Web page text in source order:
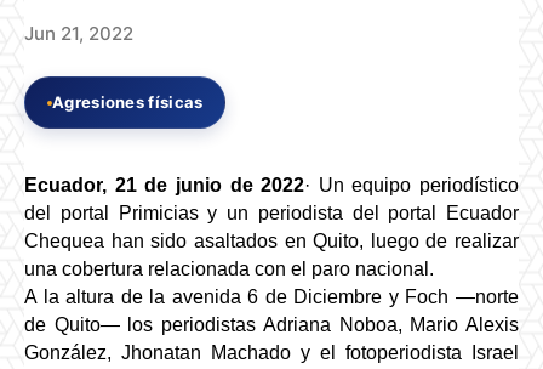
Jun 21, 2022
Agresiones físicas
Ecuador, 21 de junio de 2022· Un equipo periodístico
del portal Primicias y un periodista del portal Ecuador
Chequea han sido asaltados en Quito, luego de realizar
una cobertura relacionada con el paro nacional.
A la altura de la avenida 6 de Diciembre y Foch —norte
de Quito— los periodistas Adriana Noboa, Mario Alexis
González, Jhonatan Machado y el fotoperiodista Israel